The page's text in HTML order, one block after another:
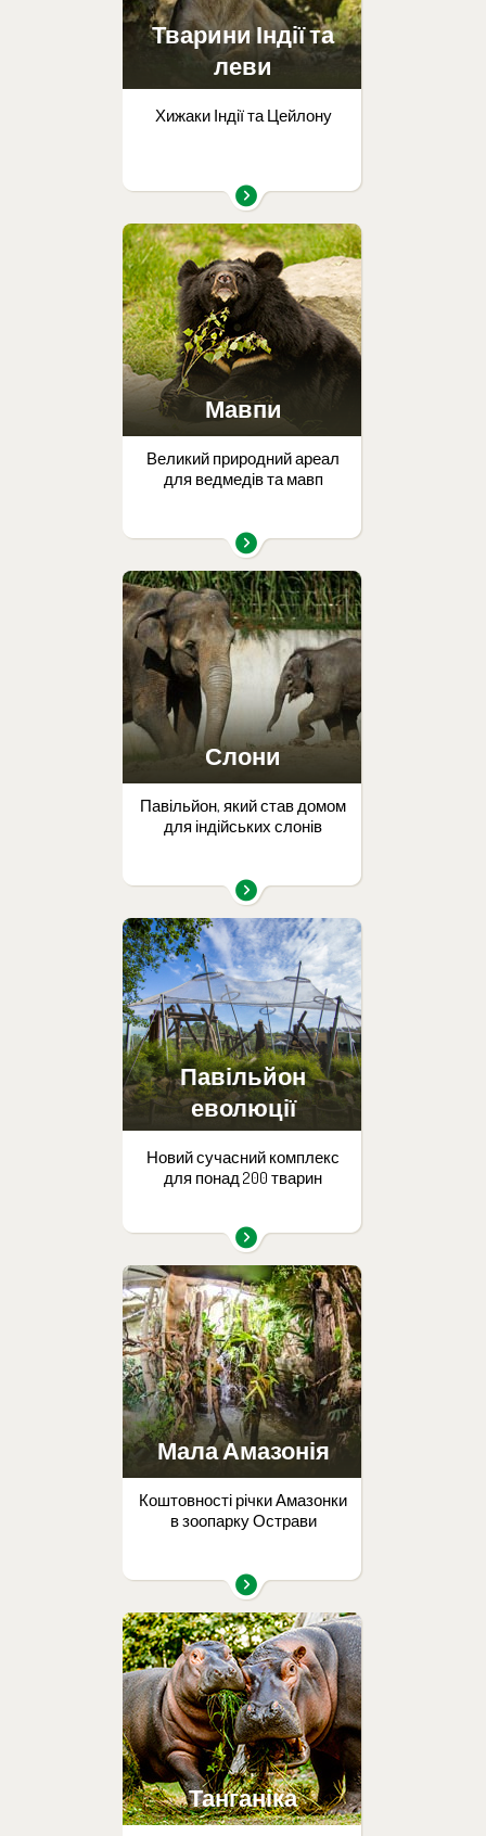
Тварини Індії та
леви
Хижаки Індії та Цейлону
Мавпи
Великий природний ареал
для ведмедів та мавп
Слони
Павільйон, який став домом
для індійських слонів
Павільйон
еволюції
Новий сучасний комплекс
для понад 200 тварин
Мала Амазонія
Коштовності річки Амазонки
в зоопарку Острави
Танганіка